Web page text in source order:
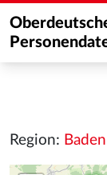
Region: